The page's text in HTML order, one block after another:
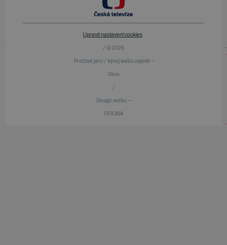
Upravit nastavení cookies
/ © 2026
Pražské jaro / Vývoj webu zajistili —
Devx
/
Design webu —
OFICINA